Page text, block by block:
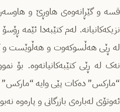
قسە و گێڕانەوەی هاوڕێ و
نزیکەکانیانە. لەم کتێبەدا ئێمە
لە ڕێی هەڵسوکەوت و هەڵوێست و
نەک لە ڕێی کتێبەکانیانەوە. بۆ
“مارکس” دەکات پێی وایە “مارکس”
ئەوتۆی لەبارەی بازرگانی و پارەوە